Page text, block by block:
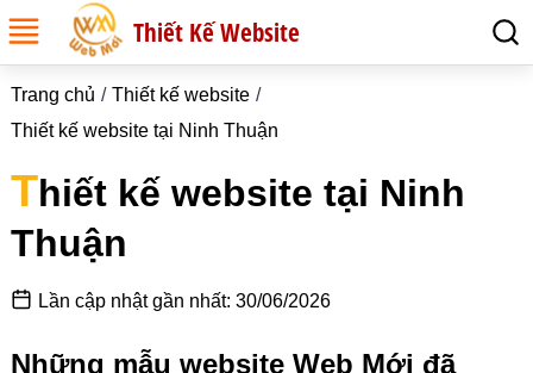
Thiết Kế Website
Trang chủ
Thiết kế website
Thiết kế website tại Ninh Thuận
Thiết kế website tại Ninh
Thuận
Lần cập nhật gần nhất: 30/06/2026
Những mẫu website Web Mới đã